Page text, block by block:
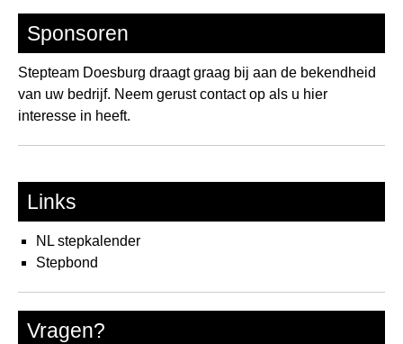
Sponsoren
Stepteam Doesburg draagt graag bij aan de bekendheid
van uw bedrijf. Neem gerust contact op als u hier
interesse in heeft.
Links
NL stepkalender
Stepbond
Vragen?